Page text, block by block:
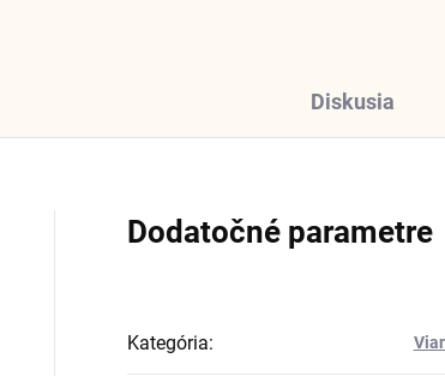
Diskusia
Dodatočné parametre
Kategória: